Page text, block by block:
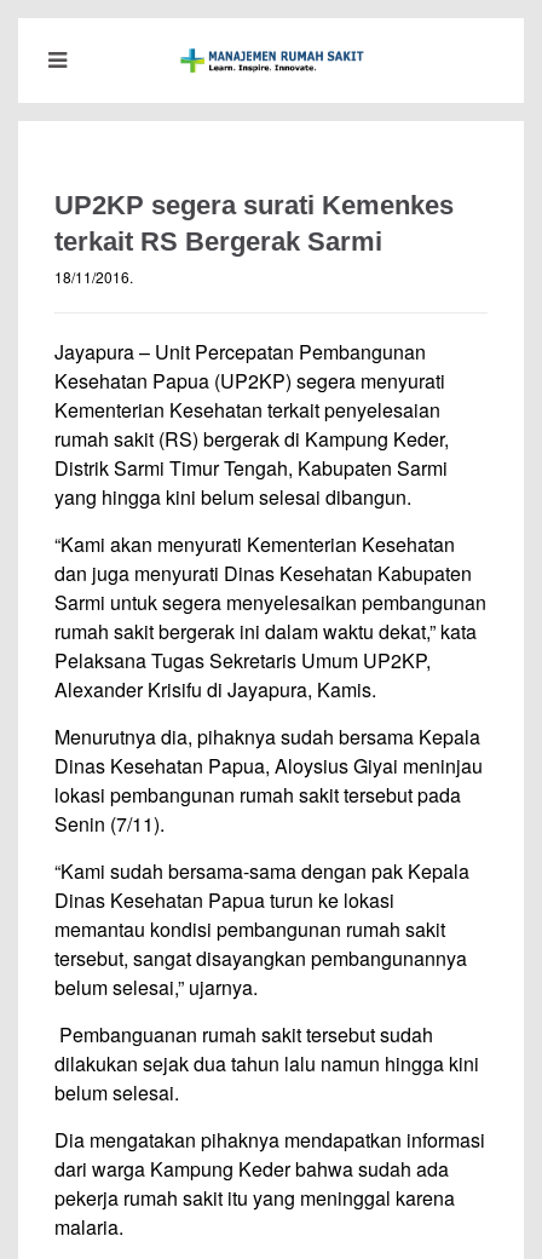
UP2KP segera surati Kemenkes
terkait RS Bergerak Sarmi
18/11/2016.
Jayapura – Unit Percepatan Pembangunan
Kesehatan Papua (UP2KP) segera menyurati
Kementerian Kesehatan terkait penyelesaian
rumah sakit (RS) bergerak di Kampung Keder,
Distrik Sarmi Timur Tengah, Kabupaten Sarmi
yang hingga kini belum selesai dibangun.
“Kami akan menyurati Kementerian Kesehatan
dan juga menyurati Dinas Kesehatan Kabupaten
Sarmi untuk segera menyelesaikan pembangunan
rumah sakit bergerak ini dalam waktu dekat,” kata
Pelaksana Tugas Sekretaris Umum UP2KP,
Alexander Krisifu di Jayapura, Kamis.
Menurutnya dia, pihaknya sudah bersama Kepala
Dinas Kesehatan Papua, Aloysius Giyai meninjau
lokasi pembangunan rumah sakit tersebut pada
Senin (7/11).
“Kami sudah bersama-sama dengan pak Kepala
Dinas Kesehatan Papua turun ke lokasi
memantau kondisi pembangunan rumah sakit
tersebut, sangat disayangkan pembangunannya
belum selesai,” ujarnya.
Pembanguanan rumah sakit tersebut sudah
dilakukan sejak dua tahun lalu namun hingga kini
belum selesai.
Dia mengatakan pihaknya mendapatkan informasi
dari warga Kampung Keder bahwa sudah ada
pekerja rumah sakit itu yang meninggal karena
malaria.